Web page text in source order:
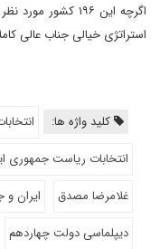
اگرچه این ۱۹۶
استراتژی خیالی جناب عالی
کلید واژه ها:
انتخابات ریاست جمهوری
غلامرضا مصدق
ایران و
دیپلماسی دولت چهاردهم